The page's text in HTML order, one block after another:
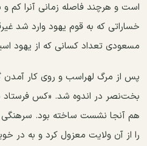
است و هرچند فاصله زمانی آنرا کم
خساراتی که به قوم یهود وارد شد
مسعودی تعداد کسانی که از یهود
پس از مرگ لهراسب و روی کار آمدن
بخت‌نصر در اندوه شد. «کس فرستاد
هم آنجا نشست ساخته بود.
را از آن ولایت معزول کرد و به در